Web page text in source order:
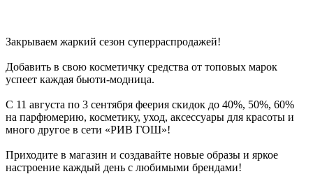
Закрываем жаркий сезон суперраспродажей!
Добавить в свою косметичку средства от топовых марок
успеет каждая бьюти-модница.
С 11 августа по 3 сентября феерия скидок до 40%, 50%, 60%
на парфюмерию, косметику, уход, аксессуары для красоты и
много другое в сети «РИВ ГОШ»!
Приходите в магазин и создавайте новые образы и яркое
настроение каждый день с любимыми брендами!